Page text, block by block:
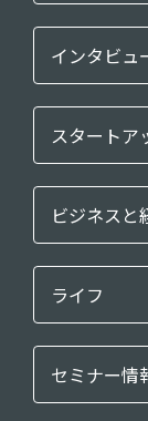
インタビュ
スタートア
ビジネスと
ライフ
セミナー情